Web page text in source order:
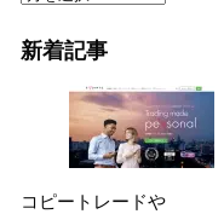
新着記事
コピートレードや